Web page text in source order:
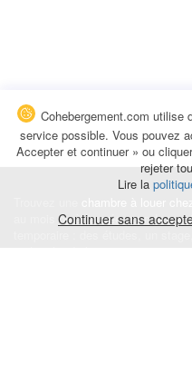
chambre à louer
au mois ou à l'année pour de
temporaire : des études, un
Cohebergement.com utilise
service possible. Vous pouvez
Accepter et continuer » ou
rejeter
Lire la
Continuer sans